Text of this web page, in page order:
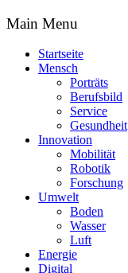
Main Menu
Startseite
Mensch
Porträts
Berufsbild
Service
Gesundheit
Innovation
Mobilität
Robotik
Forschung
Umwelt
Boden
Wasser
Luft
Energie
Digital